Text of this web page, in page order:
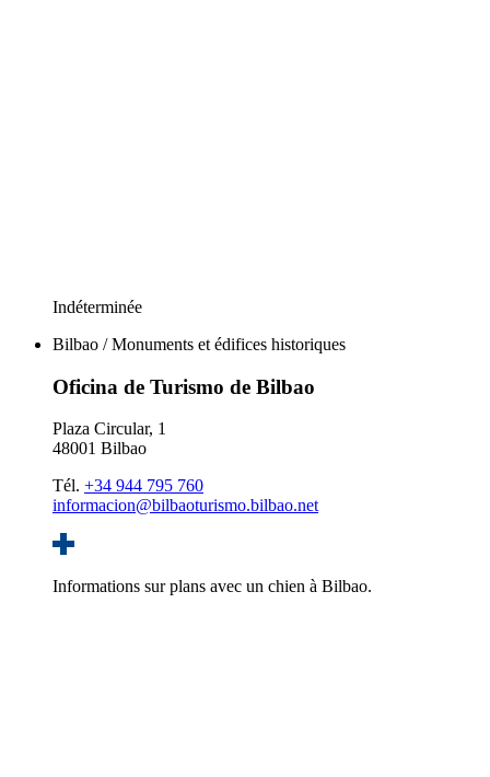
Indéterminée
Bilbao / Monuments et édifices historiques
Oficina de Turismo de Bilbao
Plaza Circular, 1
48001 Bilbao
Tél. +34 944 795 760
informacion@bilbaoturismo.bilbao.net
Informations sur plans avec un chien à Bilbao.